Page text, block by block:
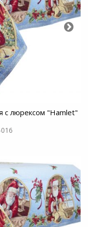
с люрексом "Hamlet"